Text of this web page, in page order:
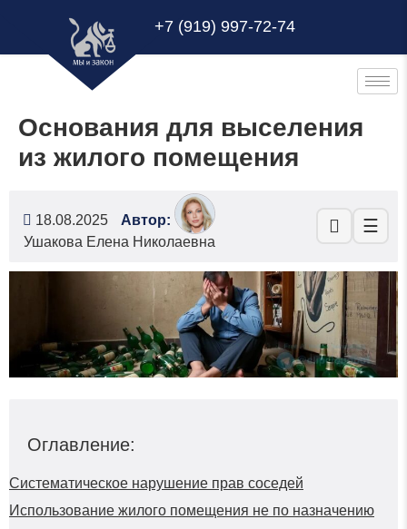
+7 (919) 997-72-74
Основания для выселения
из жилого помещения
18.08.2025
Автор:
Ушакова Елена Николаевна
☰
Оглавление:
Систематическое нарушение прав соседей
Использование жилого помещения не по назначению